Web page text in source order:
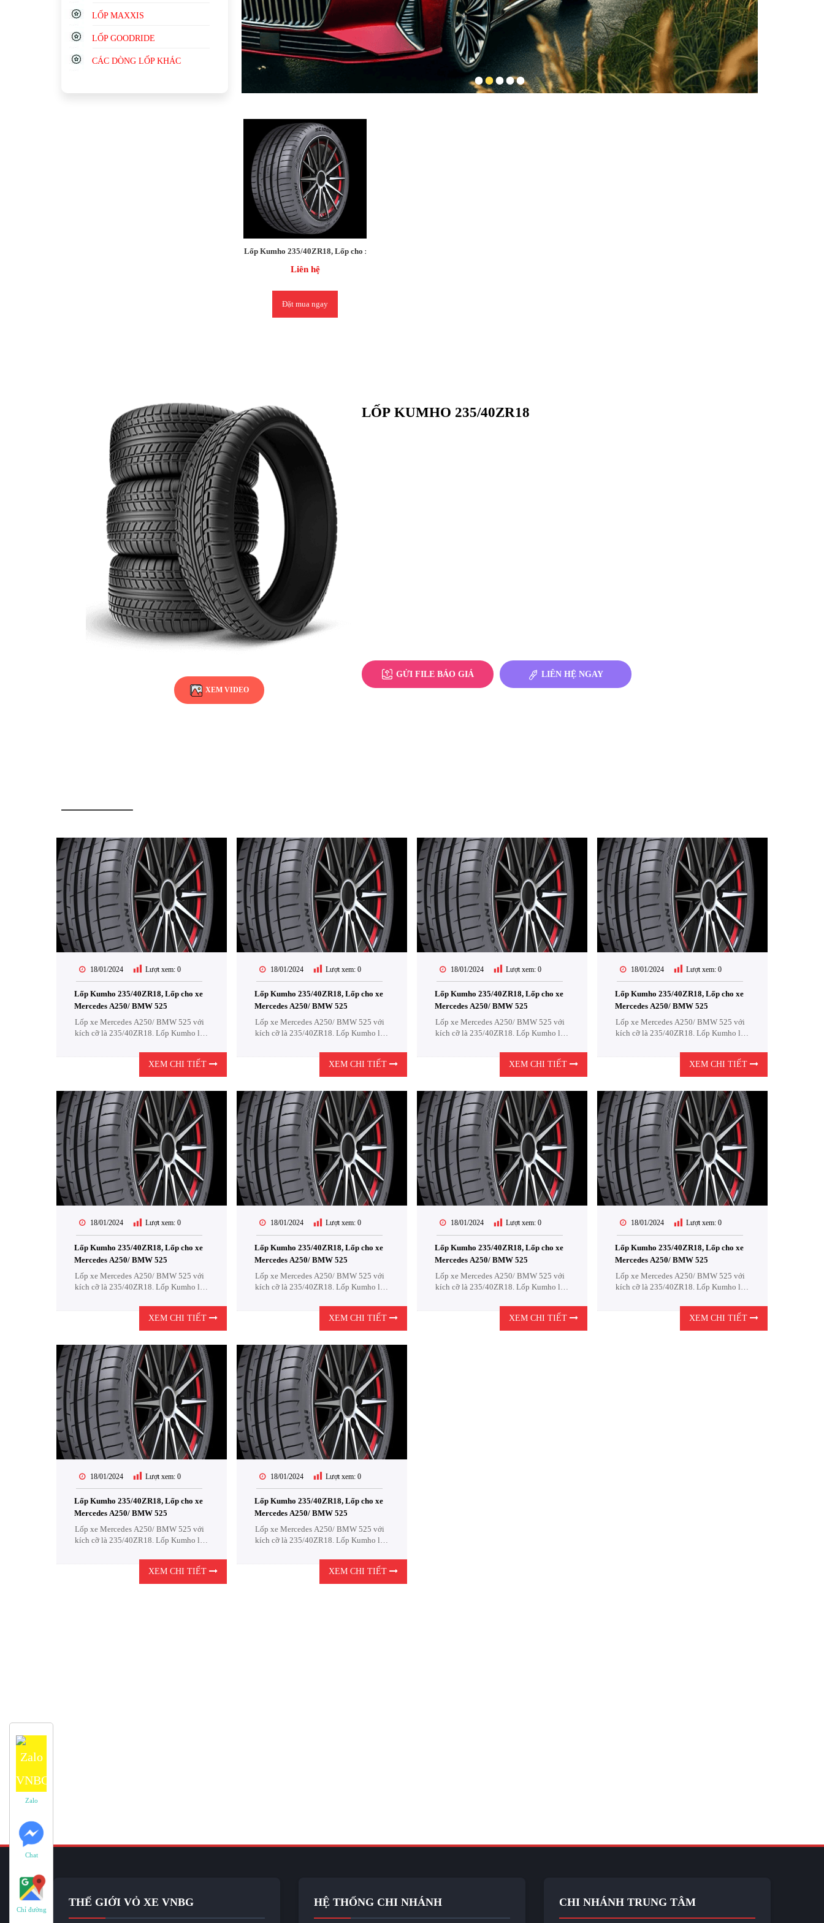
LỐP MAXXIS
LỐP GOODRIDE
CÁC DÒNG LỐP KHÁC
Lốp Kumho 235/40ZR18, Lốp cho xe Mercedes A250/ BMW 525
Liên hệ
Đặt mua ngay
XEM VIDEO
LỐP KUMHO 235/40ZR18
GỬI FILE BÁO GIÁ LIÊN HỆ NGAY
18/01/2024 Lượt xem: 0
Lốp Kumho 235/40ZR18, Lốp cho xe
Mercedes A250/ BMW 525
Lốp xe Mercedes A250/ BMW 525 với
kích cỡ là 235/40ZR18. Lốp Kumho là
XEM CHI TIẾT
18/01/2024 Lượt xem: 0
Lốp Kumho 235/40ZR18, Lốp cho xe
Mercedes A250/ BMW 525
Lốp xe Mercedes A250/ BMW 525 với
kích cỡ là 235/40ZR18. Lốp Kumho là
XEM CHI TIẾT
18/01/2024 Lượt xem: 0
Lốp Kumho 235/40ZR18, Lốp cho xe
Mercedes A250/ BMW 525
Lốp xe Mercedes A250/ BMW 525 với
kích cỡ là 235/40ZR18. Lốp Kumho là
XEM CHI TIẾT
18/01/2024 Lượt xem: 0
Lốp Kumho 235/40ZR18, Lốp cho xe
Mercedes A250/ BMW 525
Lốp xe Mercedes A250/ BMW 525 với
kích cỡ là 235/40ZR18. Lốp Kumho là
XEM CHI TIẾT
18/01/2024 Lượt xem: 0
Lốp Kumho 235/40ZR18, Lốp cho xe
Mercedes A250/ BMW 525
Lốp xe Mercedes A250/ BMW 525 với
kích cỡ là 235/40ZR18. Lốp Kumho là
XEM CHI TIẾT
18/01/2024 Lượt xem: 0
Lốp Kumho 235/40ZR18, Lốp cho xe
Mercedes A250/ BMW 525
Lốp xe Mercedes A250/ BMW 525 với
kích cỡ là 235/40ZR18. Lốp Kumho là
XEM CHI TIẾT
18/01/2024 Lượt xem: 0
Lốp Kumho 235/40ZR18, Lốp cho xe
Mercedes A250/ BMW 525
Lốp xe Mercedes A250/ BMW 525 với
kích cỡ là 235/40ZR18. Lốp Kumho là
XEM CHI TIẾT
18/01/2024 Lượt xem: 0
Lốp Kumho 235/40ZR18, Lốp cho xe
Mercedes A250/ BMW 525
Lốp xe Mercedes A250/ BMW 525 với
kích cỡ là 235/40ZR18. Lốp Kumho là
XEM CHI TIẾT
18/01/2024 Lượt xem: 0
Lốp Kumho 235/40ZR18, Lốp cho xe
Mercedes A250/ BMW 525
Lốp xe Mercedes A250/ BMW 525 với
kích cỡ là 235/40ZR18. Lốp Kumho là
XEM CHI TIẾT
18/01/2024 Lượt xem: 0
Lốp Kumho 235/40ZR18, Lốp cho xe
Mercedes A250/ BMW 525
Lốp xe Mercedes A250/ BMW 525 với
kích cỡ là 235/40ZR18. Lốp Kumho là
XEM CHI TIẾT
THẾ GIỚI VỎ XE VNBG HỆ THỐNG CHI NHÁNH CHI NHÁNH TRUNG TÂM
Zalo
Chat
Chỉ đường